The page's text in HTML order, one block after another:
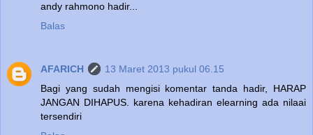
andy rahmono hadir...
Balas
AFARICH
13 Maret 2013 pukul 06.15
Bagi yang sudah mengisi komentar tanda hadir, HARAP
JANGAN DIHAPUS. karena kehadiran elearning ada nilaai
tersendiri